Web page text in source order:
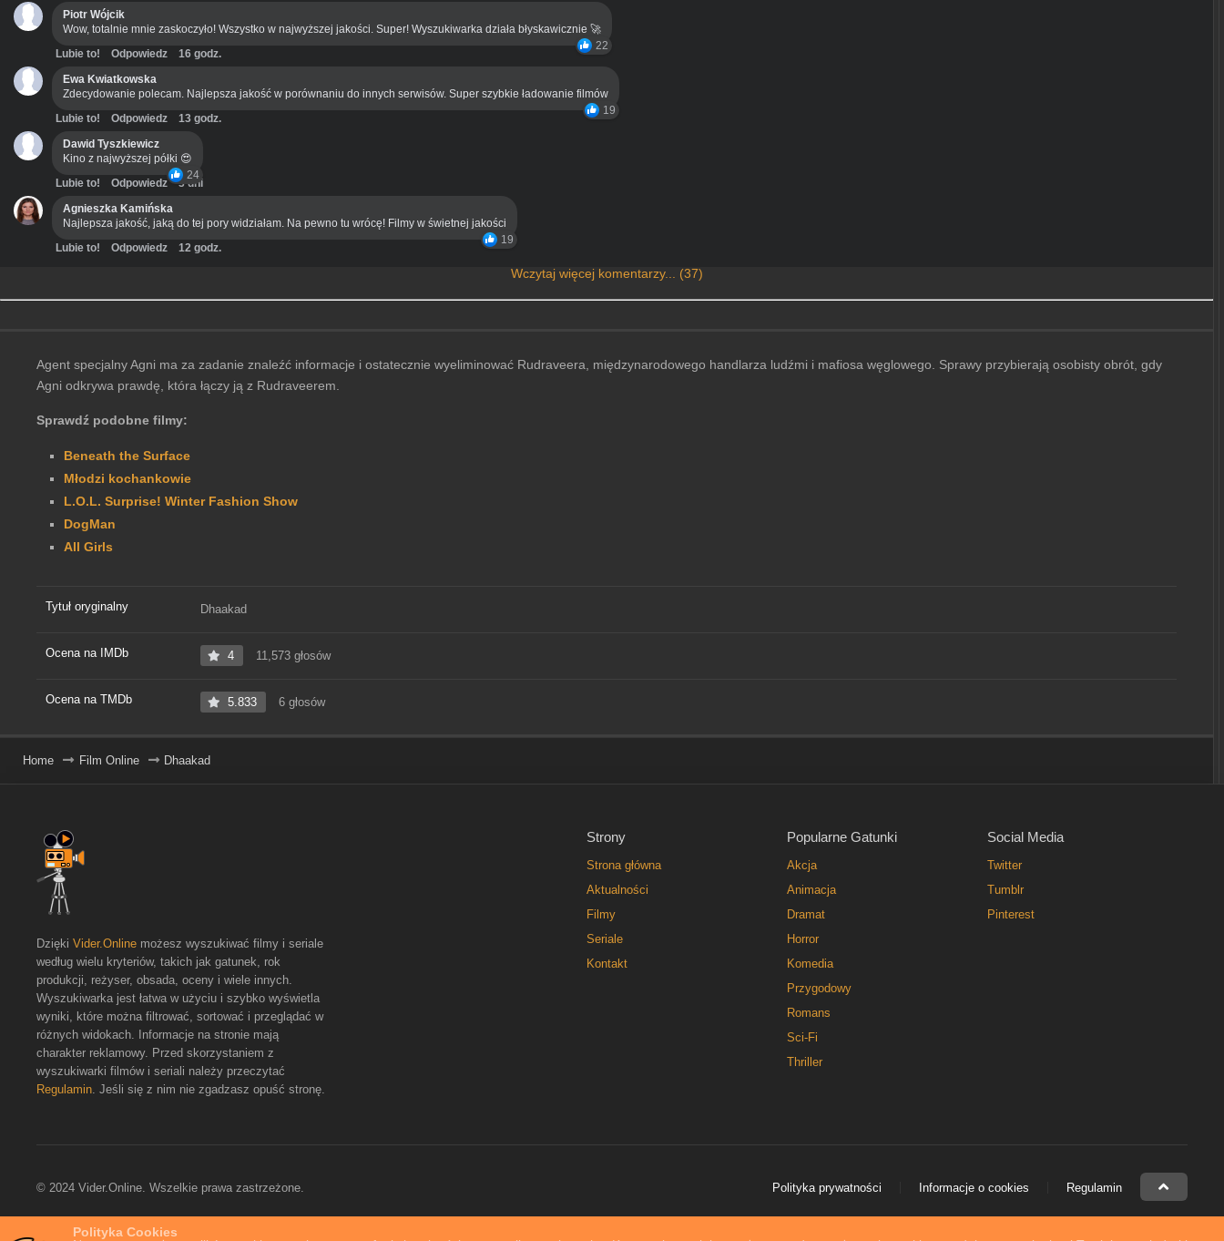
Polityka Cookies
Piotr Wójcik
Wow, totalnie mnie zaskoczyło! Wszystko w najwyższej jakości. Super! Wyszukiwarka działa błyskawicznie 🚀
22
Lubie to! Odpowiedz
16 godz.
Ewa Kwiatkowska
Zdecydowanie polecam. Najlepsza jakość w porównaniu do innych serwisów. Super szybkie ładowanie filmów
19
Lubie to! Odpowiedz
13 godz.
Dawid Tyszkiewicz
Kino z najwyższej półki 😍
24
Lubie to! Odpowiedz
3 dni
Agnieszka Kamińska
Najlepsza jakość, jaką do tej pory widziałam. Na pewno tu wrócę! Filmy w świetnej jakości
19
Lubie to! Odpowiedz 12 godz.
Wczytaj więcej komentarzy... (37)
Agent specjalny Agni ma za zadanie znaleźć informacje i ostatecznie wyeliminować Rudraveera, międzynarodowego handlarza ludźmi i mafiosa węglowego. Sprawy przybierają osobisty obrót, gdy
Agni odkrywa prawdę, która łączy ją z Rudraveerem.
Sprawdź podobne filmy:
Beneath the Surface
Młodzi kochankowie
L.O.L. Surprise! Winter Fashion Show
DogMan
All Girls
Tytuł oryginalny Dhaakad
Ocena na IMDb 4 11,573 głosów
Ocena na TMDb 5.833 6 głosów
Home Film Online Dhaakad
Strony
Strona główna
Aktualności
Filmy
Seriale
Kontakt
Popularne Gatunki
Akcja
Animacja
Dramat
Horror
Komedia
Przygodowy
Romans
Sci-Fi
Thriller
Social Media
Twitter
Tumblr
Pinterest
Dzięki Vider.Online możesz wyszukiwać filmy i seriale
według wielu kryteriów, takich jak gatunek, rok
produkcji, reżyser, obsada, oceny i wiele innych.
Wyszukiwarka jest łatwa w użyciu i szybko wyświetla
wyniki, które można filtrować, sortować i przeglądać w
różnych widokach. Informacje na stronie mają
charakter reklamowy. Przed skorzystaniem z
wyszukiwarki filmów i seriali należy przeczytać
Regulamin. Jeśli się z nim nie zgadzasz opuść stronę.
© 2024 Vider.Online. Wszelkie prawa zastrzeżone. Polityka prywatności Informacje o cookies Regulamin